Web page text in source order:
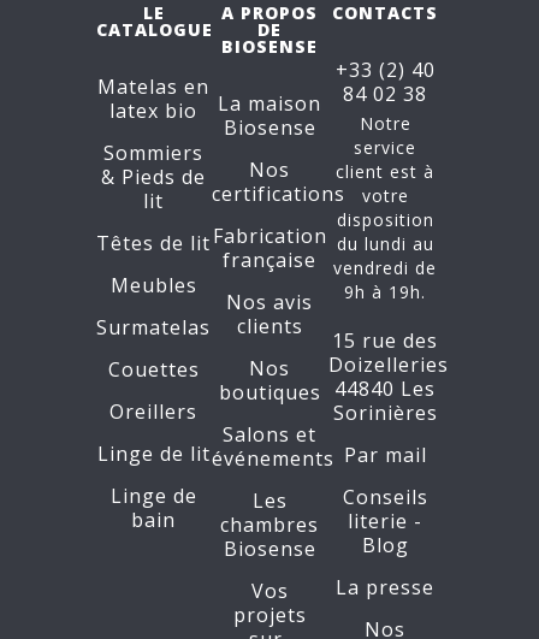
LE
CATALOGUE
Matelas en
latex bio
Sommiers
& Pieds de
lit
Têtes de lit
Meubles
Surmatelas
Couettes
Oreillers
Linge de lit
Linge de
bain
A PROPOS
DE
BIOSENSE
La maison
Biosense
Nos
certifications
Fabrication
française
Nos avis
clients
Nos
boutiques
Salons et
événements
Les
chambres
Biosense
Vos
projets
CONTACTS
+33 (2) 40
84 02 38
Notre
service
client est à
votre
disposition
du lundi au
vendredi de
9h à 19h.
15 rue des
Doizelleries
44840 Les
Sorinières
Par mail
Conseils
literie -
Blog
La presse
Nos